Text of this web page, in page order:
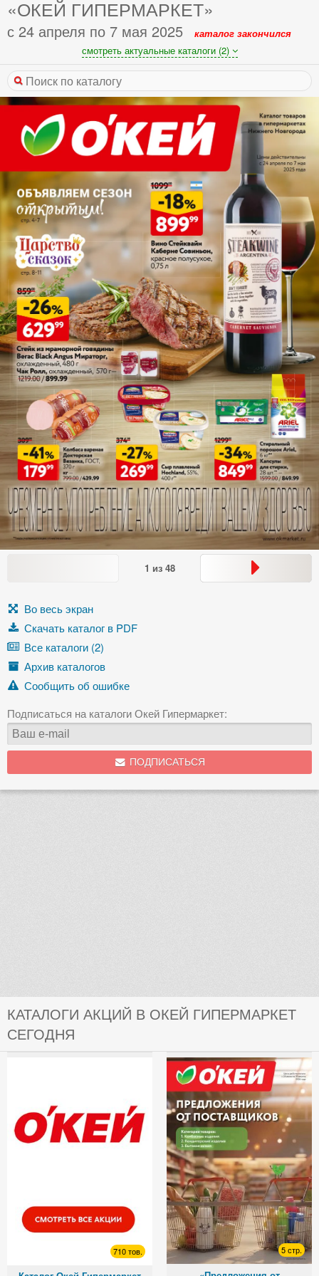
«ОКЕЙ ГИПЕРМАРКЕТ»
с 24 апреля по 7 мая 2025
каталог закончился
смотреть актуальные каталоги (2)
1 из 48
Во весь экран
Скачать каталог в PDF
Все каталоги (2)
Архив каталогов
Сообщить об ошибке
Подписаться на каталоги Окей Гипермаркет:
ПОДПИСАТЬСЯ
КАТАЛОГИ АКЦИЙ В ОКЕЙ ГИПЕРМАРКЕТ
СЕГОДНЯ
710 тов. 5 стр.